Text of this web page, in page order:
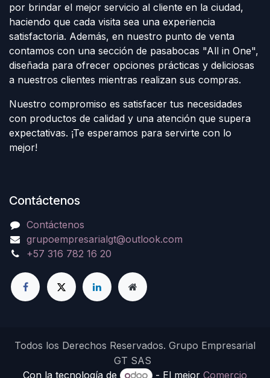
por brindar el mejor servicio al cliente en la ciudad,
haciendo que cada visita sea una experiencia
satisfactoria. Además, en nuestro punto de venta
contamos con una sección de pasabocas "All in One",
diseñada para ofrecer opciones prácticas y deliciosas
a nuestros clientes mientras realizan sus compras.
Nuestro compromiso es satisfacer tus necesidades
con productos de calidad y una atención que supera
expectativas. ¡Te esperamos para servirte con lo
mejor!
Contáctenos
Contáctenos
grupoempresarialgt@outlook.com
+57 316 782 16 20
Todos los Derechos Reservados. Grupo Empresarial
GT SAS
Con la tecnología de
- El mejorComercio